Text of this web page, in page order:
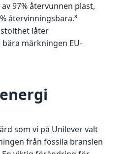
97% återvunnen plast,
återvinningsbara.⁸
låter
märkningen EU-
som vi på Unilever valt
från fossila bränslen